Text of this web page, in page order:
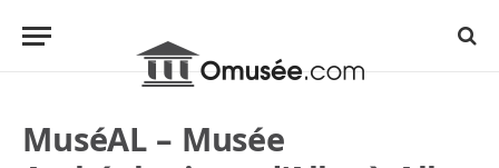
MuséAL – Musée